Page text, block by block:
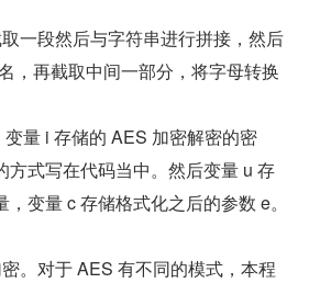
一段然后与字符串进行拼接，然后
，再截取中间一部分，将字母转换
量 i 存储的 AES 加密解密的密
方式写在代码当中。然后变量 u 存
变量 c 存储格式化之后的参数 e。
。对于 AES 有不同的模式，本程